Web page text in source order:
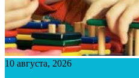
10 августа, 2026